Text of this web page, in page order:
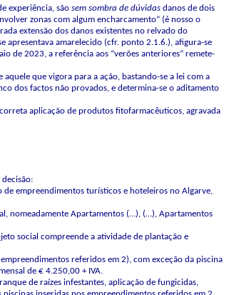
experiência, são sem sombra de dúvidas danos de dois
zonas com algum encharcamento” (é nosso o
extensão dos danos existentes no relvado do
apresentava amarelecido (cfr. ponto 2.1.6.), afigura-se
de 2023, a referência aos “verões anteriores” remete-
que vigora para a ação, bastando-se a lei com a
dos factos não provados, e determina-se o aditamento
aplicação de produtos fitofarmacêuticos, agravada
de empreendimentos turísticos e hoteleiros no Algarve,
nomeadamente Apartamentos (…), (…), Apartamentos
social compreende a atividade de plantação e
referidos em 2), com exceção da piscina
de € 4.250,00 + IVA.
de raízes infestantes, aplicação de fungicidas,